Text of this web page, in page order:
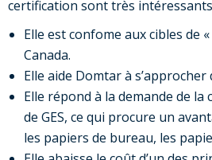
certification sont très intéressants
Elle est confome aux cibles de
Canada.
Elle aide Domtar à
Elle répond à la demande de
de GES, ce qui procure un
les papiers de bureau, les